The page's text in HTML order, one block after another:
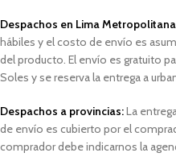
Despachos en Lima
hábiles y el costo de envío es
del producto. El envío es gratuito
Soles yse reserva la entrega a
Despachos a provincias:La
de envío es cubierto por el
comprador debe indicarnos la